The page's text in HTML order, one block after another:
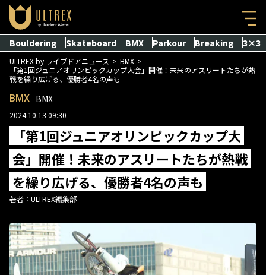
Bouldering Skateboard BMX Parkour Breaking 3×3
ULTREX by ライブドアニュース
BMX
「第1回ジュニアオリンピックカップ大会」開催！未来のアスリートたちが熱
戦を繰り広げる、優勝者4名の声も
BMX BMX
2024.10.13 09:30
「第1回ジュニアオリンピックカップ大
会」開催！未来のアスリートたちが熱戦
を繰り広げる、優勝者4名の声も
著者： ULTREX編集部